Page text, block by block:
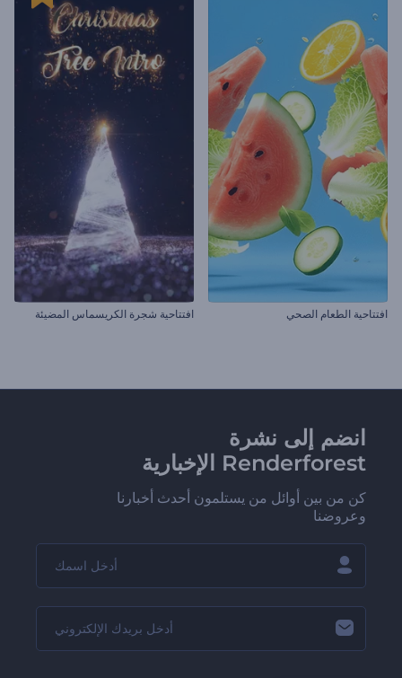
افتتاحية الطعام الصحي افتتاحية شجرة الكريسماس المضيئة
انضم إلى نشرة
Renderforest الإخبارية
كن من بين أوائل من يستلمون أحدث أخبارنا
وعروضنا